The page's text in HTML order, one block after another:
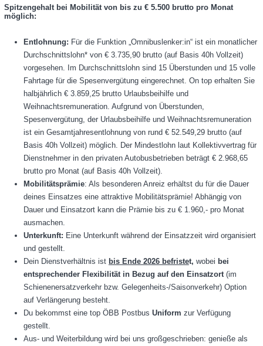
Spitzengehalt bei Mobilität von bis zu € 5.500 brutto pro Monat
möglich:
Entlohnung: Für die Funktion „Omnibuslenker:in“ ist ein monatlicher
Durchschnittslohn* von € 3.735,90 brutto (auf Basis 40h Vollzeit)
vorgesehen. Im Durchschnittslohn sind 15 Überstunden und 15 volle
Fahrtage für die Spesenvergütung eingerechnet. On top erhalten Sie
halbjährlich € 3.859,25 brutto Urlaubsbeihilfe und
Weihnachtsremuneration. Aufgrund von Überstunden,
Spesenvergütung, der Urlaubsbeihilfe und Weihnachtsremuneration
ist ein Gesamtjahresentlohnung von rund € 52.549,29 brutto (auf
Basis 40h Vollzeit) möglich. Der Mindestlohn laut Kollektivvertrag für
Dienstnehmer in den privaten Autobusbetrieben beträgt € 2.968,65
brutto pro Monat (auf Basis 40h Vollzeit).
Mobilitätsprämie: Als besonderen Anreiz erhältst du für die Dauer
deines Einsatzes eine attraktive Mobilitätsprämie! Abhängig von
Dauer und Einsatzort kann die Prämie bis zu € 1.960,- pro Monat
ausmachen.
Unterkunft: Eine Unterkunft während der Einsatzzeit wird organisiert
und gestellt.
Dein Dienstverhältnis ist bis Ende 2026 befristet, wobei bei
entsprechender Flexibilität in Bezug auf den Einsatzort(im
Schienenersatzverkehr bzw. Gelegenheits-/Saisonverkehr) Option
auf Verlängerung besteht.
Du bekommst eine top ÖBB Postbus Uniform zur Verfügung
gestellt.
Aus- und Weiterbildung wird bei uns großgeschrieben: genieße als